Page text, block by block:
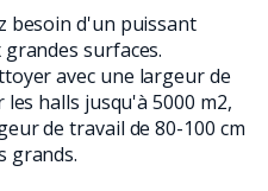
besoin d'un puissant
surfaces.
avec une largeur de
halls jusqu'à 5000 m2,
de travail de 80-100 cm
grands.